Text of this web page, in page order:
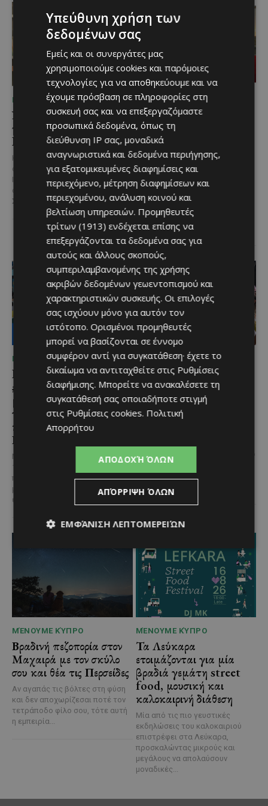
ΜΈΝΟΥΜΕ ΕΝΗΜΕΡΩΜΈΝΟΙ
Νέος Γενικός Διευθυντής
του Hilton Nicosia ο
Ilio Rodoni
Καθήκοντα Γενικού Διευθυντή
στο Hilton Nicosia αναλαμβάνει ο
Ilio Rodoni, παίρνοντας τη
σκυτάλη από τον κ. Εύρο
Στυλιανού,...
ΜΈΝΟΥΜΕ ΕΝΗΜΕΡΩΜΈΝΟΙ
Η Peugeot είναι ο
επίσημος συνεργάτης του
Φεστιβάλ
Κινηματογράφου της
Βενετίας
Η Peugeot ανακοινώνει μια
ιδιαίτερα σημαντική συνεργασία
με το Διεθνές Φεστιβάλ
Κινηματογράφου της Βενετίας
και με αυτό τον...
ΜΈΝΟΥΜΕ ΕΝΗΜΕΡΩΜΈΝΟΙ
Lidl Better Living Days
#summer2026: Ένα
μοναδικό ταξίδι ευεξίας,
γεμάτο γεύση, ενέργεια
και χαμόγελα σε όλη την
Κύπρο
Με 6 προορισμούς, πάνω από
1.700 συμμετέχοντες και
περισσότερες από 3.500
μερίδες, η Lidl Κύπρου
επιβεβαίωσε για ακόμα...
ΜΈΝΟΥΜΕ ΕΝΗΜΕΡΩΜΈΝΟΙ
Μια βραδιά γεμάτη
παράδοση, μουσική και
κέφι στον Δελίκηπο για
τη γιορτή του
γεμάτη παράδοση, μουσική, χορό
και αυθεντικές γεύσεις στον
Δελίκηπο!
Το κρητικό
γλέντι,...
ΜΈΝΟΥΜΕ ΚΎΠΡΟ
Βραδινή πεζοπορία στον
Μαχαιρά με τον σκύλο
σου και θέα τις Περσείδες
Αν αγαπάς τις βόλτες στη φύση
και δεν αποχωρίζεσαι ποτέ τον
τετράποδο φίλο σου, τότε αυτή
η εμπειρία...
ΜΈΝΟΥΜΕ ΚΎΠΡΟ
Τα Λεύκαρα
ετοιμάζονται για μία
βραδιά γεμάτη street
food, μουσική και
καλοκαιρινή διάθεση
Μία από τις πιο γευστικές
εκδηλώσεις του καλοκαιριού
επιστρέφει στα Λεύκαρα,
προσκαλώντας μικρούς και
μεγάλους να απολαύσουν
μοναδικές...
Υπεύθυνη χρήση των
δεδομένων σας
Εμείς και οι συνεργάτες μας
χρησιμοποιούμε cookies και παρόμοιες
τεχνολογίες για να αποθηκεύουμε και να
έχουμε πρόσβαση σε πληροφορίες στη
συσκευή σας και να επεξεργαζόμαστε
προσωπικά δεδομένα, όπως τη
διεύθυνση IP σας, μοναδικά
αναγνωριστικά και δεδομένα περιήγησης,
για εξατομικευμένες διαφημίσεις και
περιεχόμενο, μέτρηση διαφημίσεων και
περιεχομένου, ανάλυση κοινού και
βελτίωση υπηρεσιών. Προμηθευτές
τρίτων (1913) ενδέχεται επίσης να
επεξεργάζονται τα δεδομένα σας για
αυτούς και άλλους σκοπούς,
συμπεριλαμβανομένης της χρήσης
ακριβών δεδομένων γεωεντοπισμού και
χαρακτηριστικών συσκευής. Οι επιλογές
σας ισχύουν μόνο για αυτόν τον
ιστότοπο. Ορισμένοι προμηθευτές
μπορεί να βασίζονται σε έννομο
συμφέρον αντί για συγκατάθεση· έχετε το
δικαίωμα να αντιταχθείτε στις Ρυθμίσεις
διαφήμισης. Μπορείτε να ανακαλέσετε τη
συγκατάθεσή σας οποιαδήποτε στιγμή
στις Ρυθμίσεις cookies. Πολιτική
Απορρήτου
ΑΠΟΔΟΧΉ ΌΛΩΝ
ΑΠΌΡΡΙΨΗ ΌΛΩΝ
ΕΜΦΆΝΙΣΗ ΛΕΠΤΟΜΕΡΕΙΏΝ